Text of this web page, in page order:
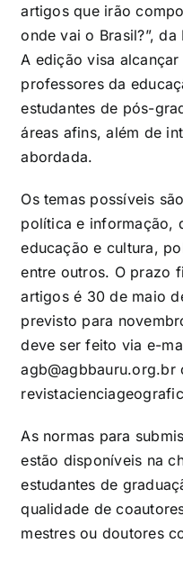
artigos que irão
onde vai o Brasil?”,
A edição visa
professores da
estudantes de pós-
áreas afins, além de
abordada.
Os temas possíveis
política e informação,
educação e cultura,
entre outros. O prazo
artigos é 30 de maio
previsto para
deve ser feito via e-
agb@agbbauru.org.br
As normas para
estão disponíveis na
estudantes de
qualidade de
mestres ou doutores